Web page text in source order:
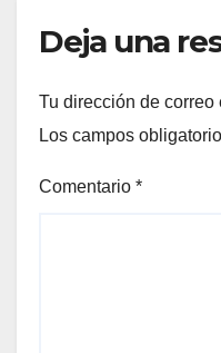
Deja una
Tu dirección de
Los campos
Comentario *